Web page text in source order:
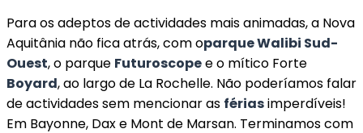
Para os adeptos de actividades mais animadas, a Nova
Aquitânia não fica atrás, com oparque Walibi Sud-
Ouest, o parque Futuroscopee o mítico Forte
Boyard, ao largo de La Rochelle. Não poderíamos falar
de actividades sem mencionar as fériasimperdíveis!
Em Bayonne, Dax e Mont de Marsan. Terminamos com